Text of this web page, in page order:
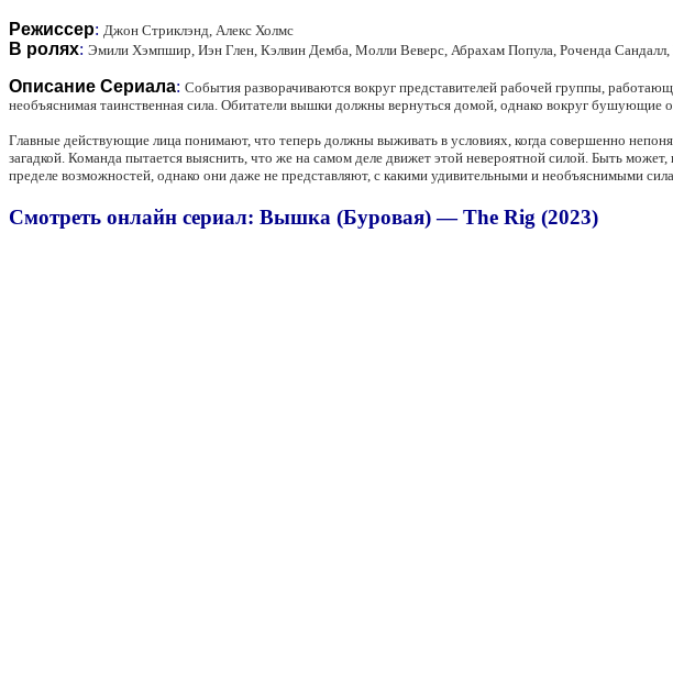
Режиссер: Джон Стриклэнд, Алекс Холмс
В ролях: Эмили Хэмпшир, Иэн Глен, Кэлвин Демба, Молли Веверс, Абрахам Попула, Роченда
Описание Сериала: События разворачиваются вокруг представителей рабочей группы,
необъяснимая таинственная сила. Обитатели вышки должны вернуться домой, однако вокруг
Главные действующие лица понимают, что теперь должны выживать в условиях, когда совершенно
загадкой. Команда пытается выяснить, что же на самом деле движет этой невероятной силой. Быть
пределе возможностей, однако они даже не представляют, с какими удивительными и необъяснимыми
Смотреть онлайн сериал: Вышка (Буровая) — The Rig (2023)